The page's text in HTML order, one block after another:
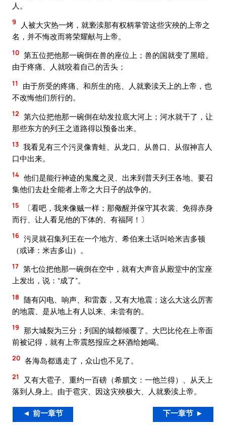
人。
9
人被大灾热一烤，就亵渎那有权柄掌管这些灾殃的上帝之
名，并不悔改而将荣耀献与上帝。
10 第五位把他那一碗倒在兽的座位上；兽的国就变了黑暗。
由于疼痛、人就咬着自己的舌头；
11
由于所受的疼痛、和所生的疮、人就亵渎天上的上帝，也
不改悔他们所行的。
12 第六位把他那一碗倒在幼发拉底大河上；河水就干了，让
那些东方的列王之道路得以预备出来。
13 我看见有三个污灵像青蛙、从龙口、从兽口、从假神言人
口中出来。
14 他们是能行神迹的鬼魔之灵、出来到普天列王各地、要召
集他们去赴全能者上帝之大日子的战争的。
15
〔看吧，我来像贼一样；那儆醒并保守其衣裳、免得赤身
而行、让人看见他的下体的、有福阿！〕
16 污灵就召集列王在一个地方、希伯来土话叫哈米吉多顿
（或译：米吉多山）。
17 第七位把他那一碗倒在空中，就有大声音从殿堂中的宝座
上发出，说：“成了”。
18 随有闪电、响声、和雷轰，又有大地震；这么大这么厉害
的地震、是从地上有人以来、未尝有的。
19 那大城裂为三分；列国的城都倾覆了。大巴比伦在上帝面
前被记得，就有上帝震怒报应之杯酒给她喝。
20 各海岛都逃走了，众山也不见了。
21
又有大雹子、重约一百磅（希腊文：一他兰得）、从天上
落到人身上。由于雹灾、因这灾殃极大、人就亵渎上帝。
◄ 前一章节 下一章节 ►